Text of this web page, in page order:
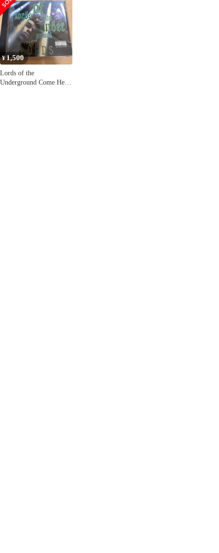
PENDULUM /00520
¥1,500
Lords of the
Underground Come Here